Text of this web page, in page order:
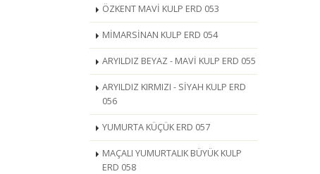
ÖZKENT MAVİ KULP ERD 053
MİMARSİNAN KULP ERD 054
ARYILDIZ BEYAZ - MAVİ KULP ERD 055
ARYILDIZ KIRMIZI - SİYAH KULP ERD
056
YUMURTA KÜÇÜK ERD 057
MAÇALI YUMURTALIK BÜYÜK KULP
ERD 058